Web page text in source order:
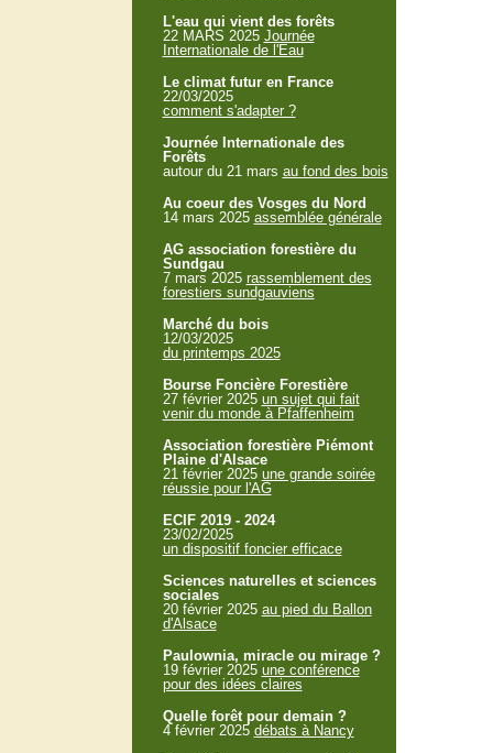
L'eau qui vient des forêts
22 MARS 2025 Journée
Internationale de l'Eau
Le climat futur en France
22/03/2025
comment s'adapter ?
Journée Internationale des
Forêts
autour du 21 mars au fond des bois
Au coeur des Vosges du Nord
14 mars 2025 assemblée générale
AG association forestière du
Sundgau
7 mars 2025 rassemblement des
forestiers sundgauviens
Marché du bois
12/03/2025
du printemps 2025
Bourse Foncière Forestière
27 février 2025 un sujet qui fait
venir du monde à Pfaffenheim
Association forestière Piémont
Plaine d'Alsace
21 février 2025 une grande soirée
réussie pour l'AG
ECIF 2019 - 2024
23/02/2025
un dispositif foncier efficace
Sciences naturelles et sciences
sociales
20 février 2025 au pied du Ballon
d'Alsace
Paulownia, miracle ou mirage ?
19 février 2025 une conférence
pour des idées claires
Quelle forêt pour demain ?
4 février 2025 débats à Nancy